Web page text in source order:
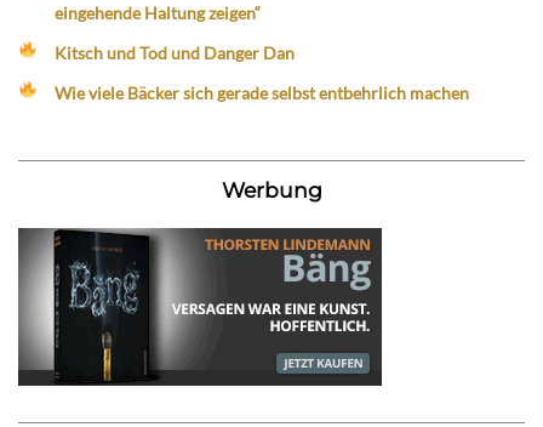
eingehende Haltung zeigen“
Kitsch und Tod und Danger Dan
Wie viele Bäcker sich gerade selbst entbehrlich machen
Werbung